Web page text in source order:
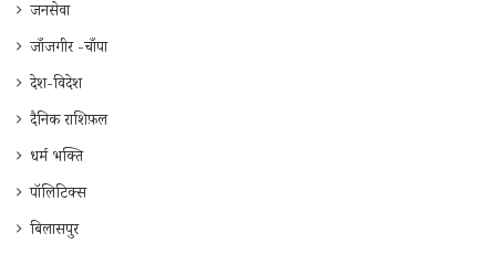
जनसेवा
जाँजगीर -चाँपा
देश-विदेश
दैनिक राशिफ़ल
धर्म भक्ति
पॉलिटिक्स
बिलासपुर